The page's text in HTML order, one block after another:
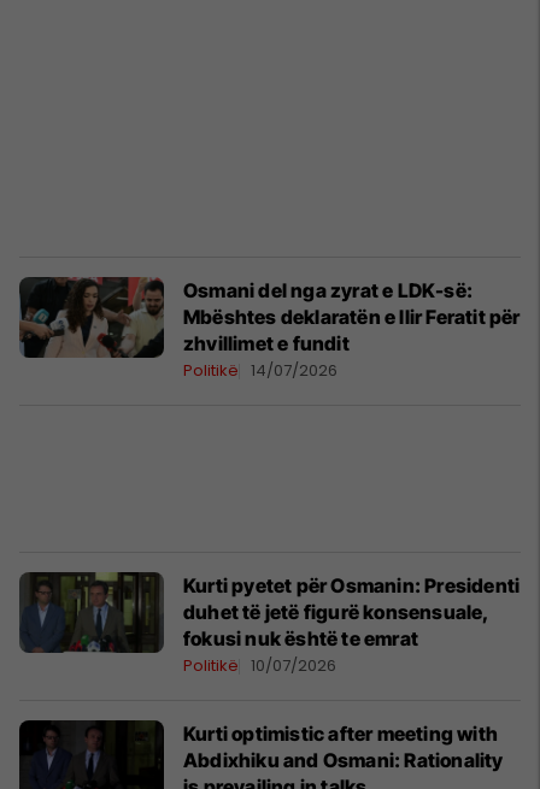
​Osmani del nga zyrat e LDK-së:
Mbështes deklaratën e Ilir Feratit për
zhvillimet e fundit
Politikë 14/07/2026
Kurti pyetet për Osmanin: Presidenti
duhet të jetë figurë konsensuale,
fokusi nuk është te emrat
Politikë 10/07/2026
Kurti optimistic after meeting with
Abdixhiku and Osmani: Rationality